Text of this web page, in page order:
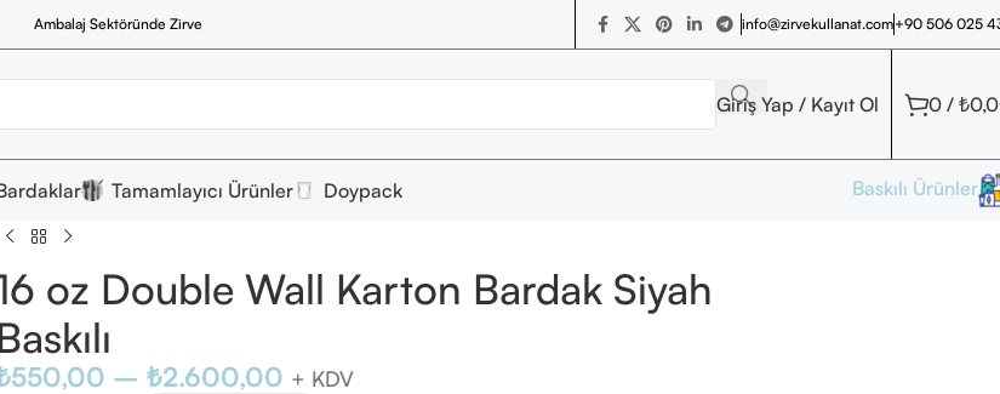
Ambalaj Sektöründe Zirve info@zirvekullanat.com+90 506 025
Giriş Yap / Kayıt Ol 0 / ₺
Tamamlayıcı Ürünler Doypack
Baskılı Ürünler
oz Double Wall Karton Bardak Siyah
550,00 – ₺2.600,00 + KDV